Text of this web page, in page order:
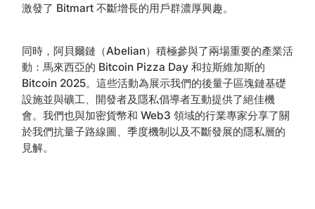
激發了 Bitmart 不斷增長的用戶群濃厚興趣。
同時，阿貝爾鏈（Abelian）積極參與了兩場重要的產業活
動：馬來西亞的 Bitcoin Pizza Day 和拉斯維加斯的
Bitcoin 2025。這些活動為展示我們的後量子區塊鏈基礎
設施並與礦工、開發者及隱私倡導者互動提供了絕佳機
會。我們也與加密貨幣和 Web3 領域的行業專家分享了關
於我們抗量子路線圖、季度機制以及不斷發展的隱私層的
見解。